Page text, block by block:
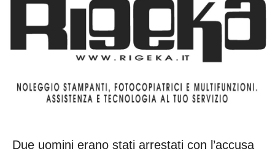
Due uomini erano stati arrestati con l’accusa